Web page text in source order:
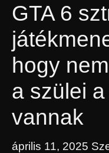
GTA 6
hogy
a szülei
vannak
április 11, 2025